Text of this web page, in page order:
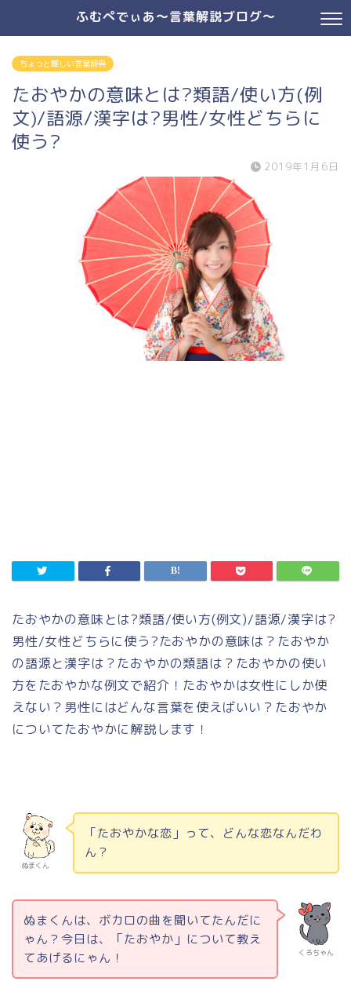
ふむぺでぃあ～言葉解説ブログ～
ちょっと難しい言葉辞典
たおやかの意味とは?類語/使い方(例
文)/語源/漢字は?男性/女性どちらに
使う?
2019年1月6日
たおやかの意味とは?類語/使い方(例文)/語源/漢字は?
男性/女性どちらに使う?たおやかの意味は？たおやか
の語源と漢字は？たおやかの類語は？たおやかの使い
方をたおやかな例文で紹介！たおやかは女性にしか使
えない？男性にはどんな言葉を使えばいい？たおやか
についてたおやかに解説します！
ぬまくん
「たおやかな恋」って、どんな恋なんだわ
ん？
くろちゃん
ぬまくんは、ボカロの曲を聞いてたんだに
ゃん？今日は、「たおやか」について教え
てあげるにゃん！